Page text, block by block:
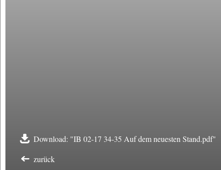
Download: "IB 02-17 34-35 Auf dem neuesten Stand.pdf"
zurück